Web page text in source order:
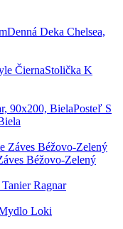
Denná Deka Chelsea,
Stolička K
Posteľ S
Béžovo-Zelený
Ragnar
Loki